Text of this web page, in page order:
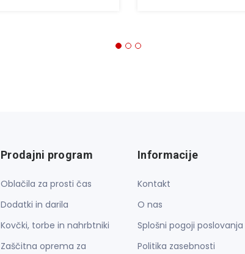
Prodajni program
Oblačila za prosti čas
Dodatki in darila
Kovčki, torbe in nahrbtniki
Zaščitna oprema za
Informacije
Kontakt
O nas
Splošni pogoji poslovanja
Politika zasebnosti